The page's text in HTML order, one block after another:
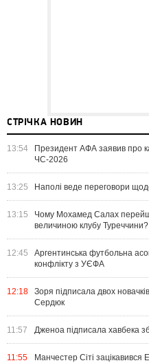
СТРІЧКА НОВИН
13:54
Президент АФА заявив про
ЧС-2026
13:25 Наполі веде переговори
13:15
Чому Мохамед Салах
величиною клубу Туреччини?
12:45
Аргентинська футбольна
конфлікту з УЄФА
12:18
Зоря підписала двох
Сердюк
11:57 Дженоа підписала хавбека
11:55 Манчестер Сіті